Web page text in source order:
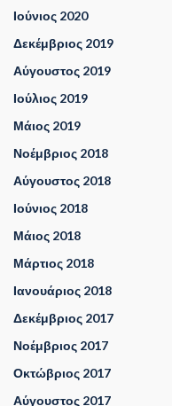
Ιούνιος 2020
Δεκέμβριος 2019
Αύγουστος 2019
Ιούλιος 2019
Μάιος 2019
Νοέμβριος 2018
Αύγουστος 2018
Ιούνιος 2018
Μάιος 2018
Μάρτιος 2018
Ιανουάριος 2018
Δεκέμβριος 2017
Νοέμβριος 2017
Οκτώβριος 2017
Αύγουστος 2017